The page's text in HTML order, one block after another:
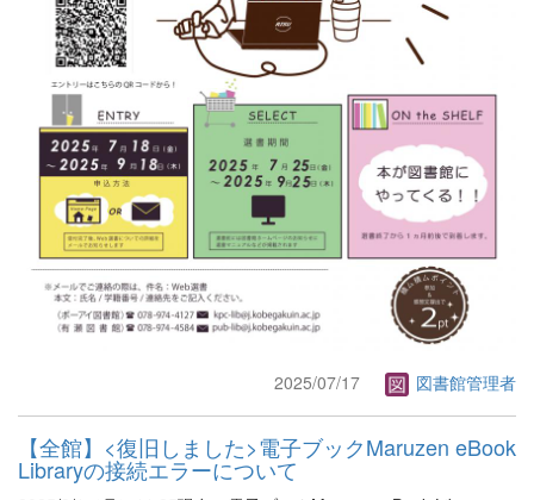
2025/07/17 図書館管理者
【全館】<復旧しました>電子ブックMaruzen eBook
Libraryの接続エラーについて